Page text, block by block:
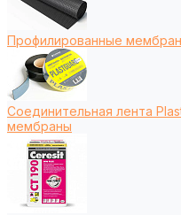
Профилированные
Соединительная лента
мембраны